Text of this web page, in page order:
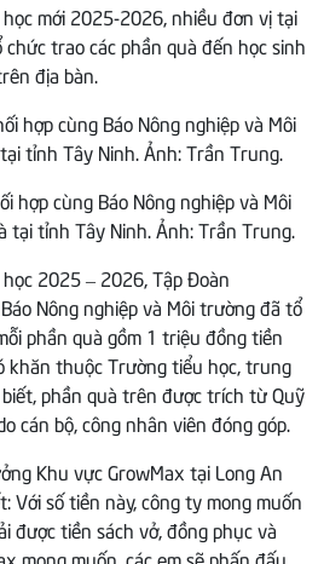
mới 2025-2026, nhiều đơn vị tại
trao các phần quà đến học sinh
địa bàn.
hợp cùng Báo Nông nghiệp và Môi
tỉnh Tây Ninh. Ảnh: Trần Trung.
2025 – 2026, Tập Đoàn
Nông nghiệp và Môi trường đã tổ
phần quà gồm 1 triệu đồng tiền
khăn thuộc Trường tiểu học, trung
phần quà trên được trích từ Quỹ
cán bộ, công nhân viên đóng góp.
Khu vực GrowMax tại Long An
Với số tiền này, công ty mong muốn
được tiền sách vở, đồng phục và
mong muốn, các em sẽ phấn đấu